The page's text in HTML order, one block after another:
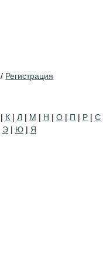
/ Регистрация
| К | Л | М | Н | О | П | Р | С
Э | Ю | Я